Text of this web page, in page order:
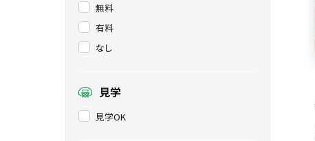
無料
有料
なし
見学
見学OK